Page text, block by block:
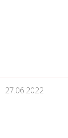
27.06.2022